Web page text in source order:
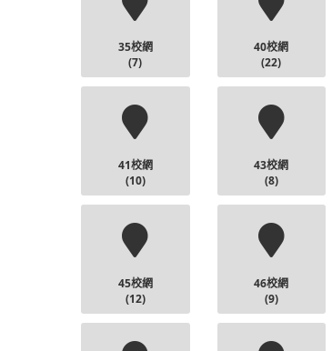
35校網
(7)
40校網
(22)
41校網
(10)
43校網
(8)
45校網
(12)
46校網
(9)